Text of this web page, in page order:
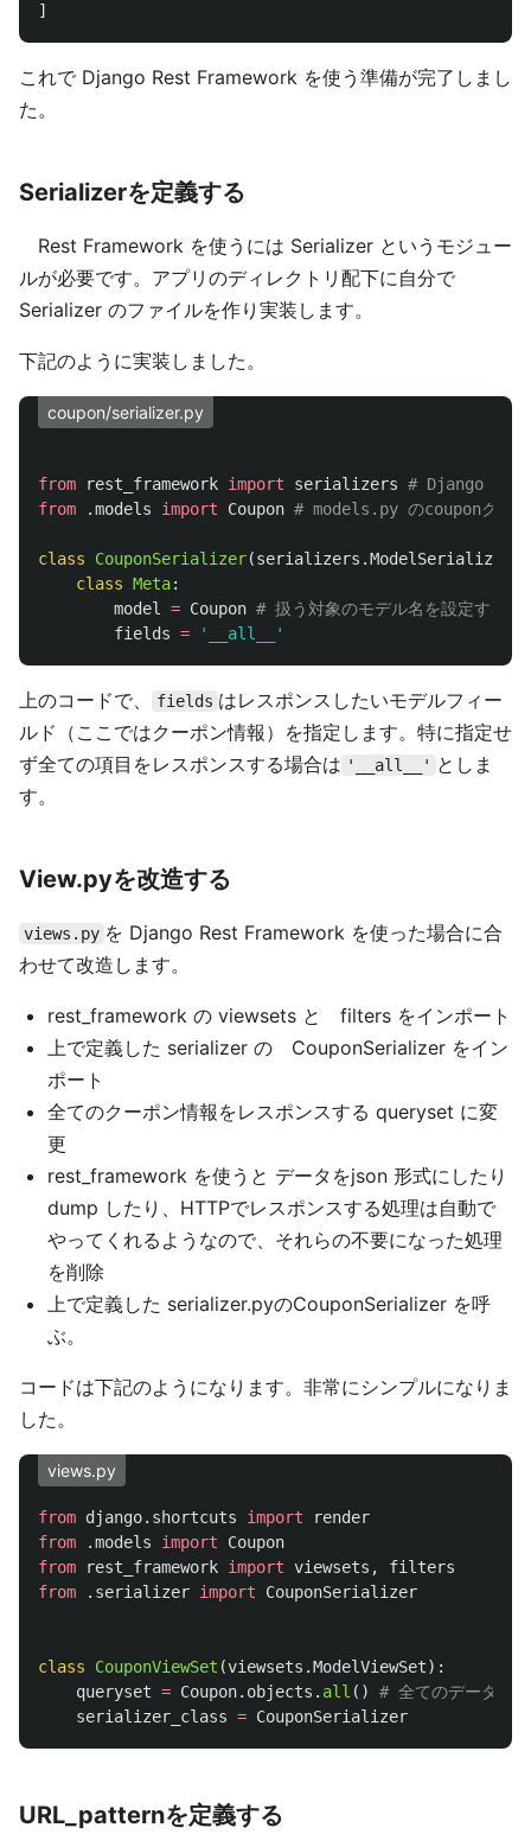
]
これで Django Rest Framework を使う準備が完了しまし
た。
Serializerを定義する
Rest Framework を使うには Serializer というモジュー
ルが必要です。アプリのディレクトリ配下に自分で
Serializer のファイルを作り実装します。
下記のように実装しました。
coupon/serializer.py
from rest_framework import
serializers
from
.models import Coupon
class CouponSerializer(serializers .ModelSerializer
class Meta:
model
= Coupon
fields = ' __all__ '
上のコードで、 fields はレスポンスしたいモデルフィー
ルド（ここではクーポン情報）を指定します。特に指定せ
ず全ての項目をレスポンスする場合は '__all__' としま
す。
View.pyを改造する
views.py を Django Rest Framework を使った場合に合
わせて改造します。
rest_framework の viewsets と filters をインポート
上で定義した serializer の CouponSerializer をイン
ポート
全てのクーポン情報をレスポンスする queryset に変
更
rest_framework を使うと データをjson 形式にしたり
dump したり、HTTPでレスポンスする処理は自動で
やってくれるようなので、それらの不要になった処理
を削除
上で定義した serializer.pyのCouponSerializer を呼
ぶ。
コードは下記のようになります。非常にシンプルになりま
した。
views.py
from django.shortcuts import
render
from
.models import
Coupon
from
rest_framework import viewsets ,
filters
from
.serializer import CouponSerializer
class CouponViewSet (viewsets .ModelViewSet):
queryset = Coupon. objects . all ()
serializer_class = CouponSerializer
URL_patternを定義する